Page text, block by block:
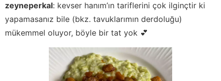
zeyneperkal: kevser hanım’ın tariflerini çok ilginçtir ki
yapamasanız bile (bkz. tavuklarımın derdoluğu)
mükemmel oluyor, böyle bir tat yok 💕